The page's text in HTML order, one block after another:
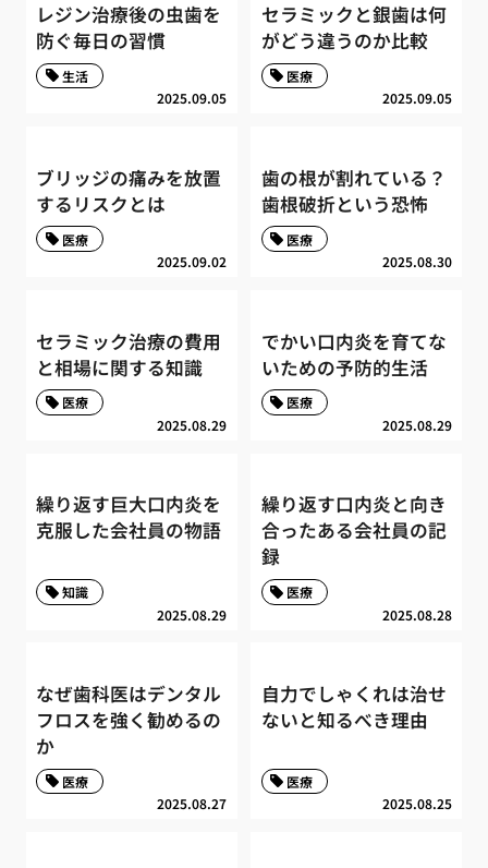
レジン治療後の虫歯を
防ぐ毎日の習慣
2025.09.05
生活
セラミックと銀歯は何
がどう違うのか比較
2025.09.05
医療
ブリッジの痛みを放置
するリスクとは
2025.09.02
医療
歯の根が割れている？
歯根破折という恐怖
2025.08.30
医療
セラミック治療の費用
と相場に関する知識
2025.08.29
医療
でかい口内炎を育てな
いための予防的生活
2025.08.29
医療
繰り返す巨大口内炎を
克服した会社員の物語
2025.08.29
知識
繰り返す口内炎と向き
合ったある会社員の記
録
2025.08.28
医療
なぜ歯科医はデンタル
フロスを強く勧めるの
か
2025.08.27
医療
自力でしゃくれは治せ
ないと知るべき理由
2025.08.25
医療